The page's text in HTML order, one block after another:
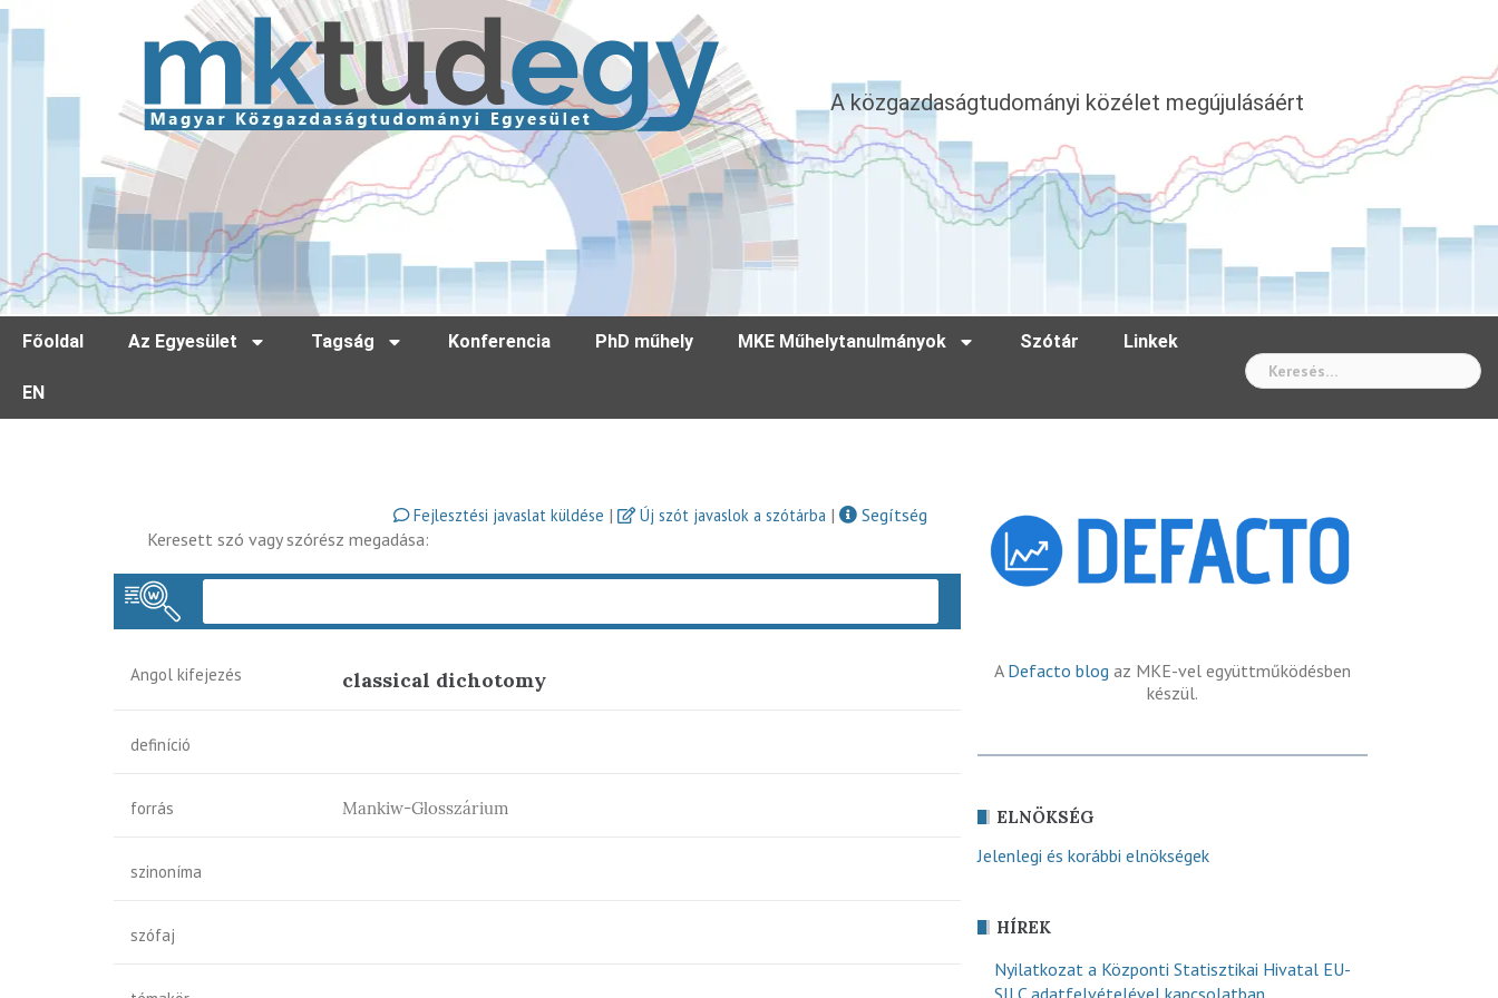
A közgazdaságtudományi közélet megújulásáért
Főoldal Az Egyesület Tagság Konferencia PhD műhely MKE Műhelytanulmányok Szótár Linkek
EN
Fejlesztési javaslat küldése | Új szót javaslok a szótárba |
Segítség
Keresett szó vagy szórész megadása:
Angol kifejezés classical dichotomy
definíció
forrás Mankiw-Glosszárium
szinoníma
szófaj
A Defacto blog az MKE-vel együttműködésben
készül.
ELNÖKSÉG
Jelenlegi és korábbi elnökségek
HÍREK
Nyilatkozat a Központi Statisztikai Hivatal EU-
SILC adatfelvételével kapcsolatban